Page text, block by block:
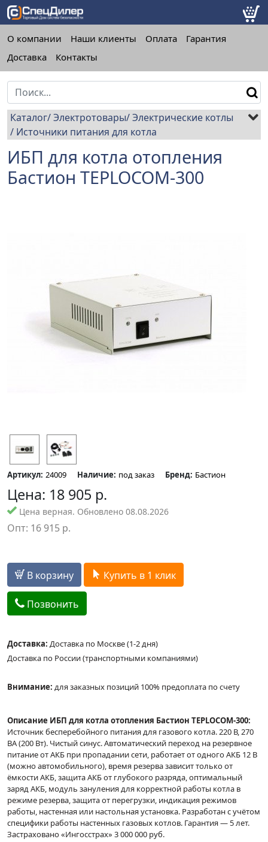
О компании Наши клиенты Оплата
Гарантия
Доставка
Контакты
Каталог Электротовары Электрические котлы
Источники питания для котла
ИБП для котла отопления
Бастион TEPLOCOM-300
Артикул: 24009 Наличие: под заказ Бренд: Бастион
Цена: 18 905 р.
Цена верная. Обновлено 08.08.2026
Опт: 16 915 р.
В корзину Купить в 1 клик
Позвонить
Доставка: Доставка по Москве (1-2 дня)
Доставка по России (транспортными компаниями)
Внимание: для заказных позиций 100% предоплата по счету
Описание ИБП для котла отопления Бастион TEPLOCOM-300:
Источник бесперебойного питания для газового котла. 220 В, 270
ВА (200 Вт). Чистый синус. Автоматический переход на резервное
питание от АКБ при пропадании сети, работает от одного АКБ 12 В
(можно автомобильного), время резерва зависит только от
ёмкости АКБ, защита АКБ от глубокого разряда, оптимальный
заряд АКБ, модуль зануления для корректной работы котла в
режиме резерва, защита от перегрузки, индикация режимов
работы, настенная или настольная установка. Разработан с учётом
специфики работы настенных газовых котлов. Гарантия — 5 лет.
Застраховано «Ингосстрах» 3 000 000 руб.